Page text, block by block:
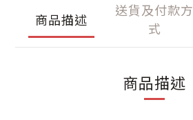
商品描述
送貨及付款方
式
商品描述